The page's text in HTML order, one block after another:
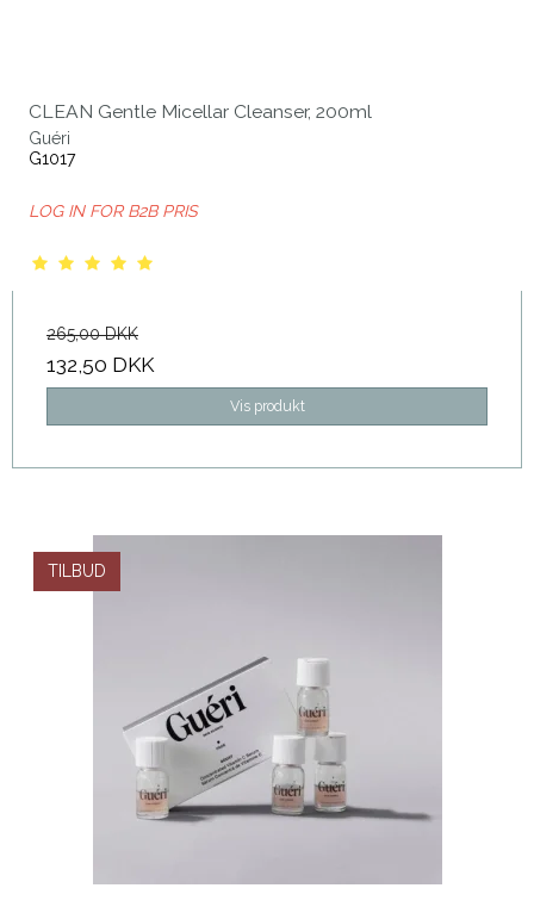
CLEAN Gentle Micellar Cleanser, 200ml
Guéri
G1017
LOG IN FOR B2B PRIS
265,00 DKK
132,50 DKK
Vis produkt
TILBUD